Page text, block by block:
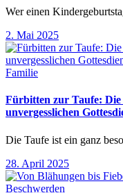
Wer einen
2. Mai 2025
Familie
Fürbitten zur Taufe: Die
unvergesslichen
Die Taufe ist ein ganz
28. April 2025